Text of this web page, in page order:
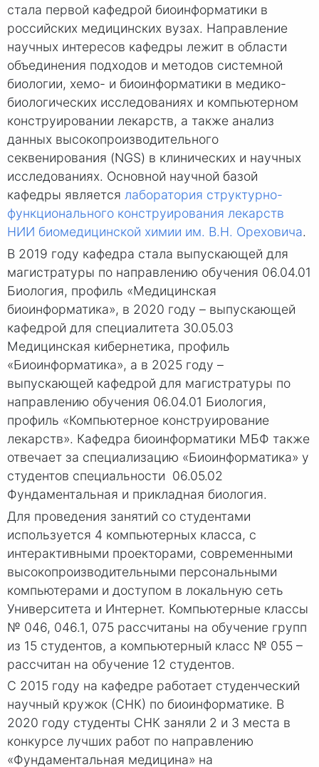
стала первой кафедрой биоинформатики в
российских медицинских вузах. Направление
научных интересов кафедры лежит в области
объединения подходов и методов системной
биологии, хемо- и биоинформатики в медико-
биологических исследованиях и компьютерном
конструировании лекарств, а также анализ
данных высокопроизводительного
секвенирования (NGS) в клинических и научных
исследованиях. Основной научной базой
кафедры является лаборатория структурно-
функционального конструирования лекарств
НИИ биомедицинской химии им. В.Н. Ореховича.
В 2019 году кафедра стала выпускающей для
магистратуры по направлению обучения 06.04.01
Биология, профиль «Медицинская
биоинформатика», в 2020 году – выпускающей
кафедрой для специалитета 30.05.03
Медицинская кибернетика, профиль
«Биоинформатика», а в 2025 году –
выпускающей кафедрой для магистратуры по
направлению обучения 06.04.01 Биология,
профиль «Компьютерное конструирование
лекарств». Кафедра биоинформатики МБФ также
отвечает за специализацию «Биоинформатика» у
студентов специальности 06.05.02
Фундаментальная и прикладная биология.
Для проведения занятий со студентами
используется 4 компьютерных класса, с
интерактивными проекторами, современными
высокопроизводительными персональными
компьютерами и доступом в локальную сеть
Университета и Интернет. Компьютерные классы
№ 046, 046.1, 075 рассчитаны на обучение групп
из 15 студентов, а компьютерный класс № 055 –
рассчитан на обучение 12 студентов.
С 2015 году на кафедре работает студенческий
научный кружок (СНК) по биоинформатике. В
2020 году студенты СНК заняли 2 и 3 места в
конкурсе лучших работ по направлению
«Фундаментальная медицина» на